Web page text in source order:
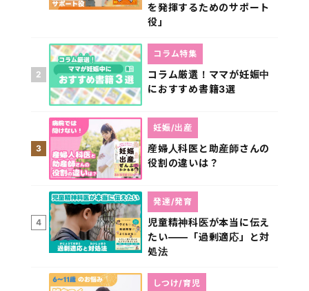
を発揮するためのサポート
役」
2
コラム厳選！ママが妊娠中
におすすめ書籍3選
コラム特集
3
産婦人科医と助産師さんの
役割の違いは？
妊娠/出産
4
児童精神科医が本当に伝え
たい――「過剰適応」と対
処法
発達/発育
しつけ/育児